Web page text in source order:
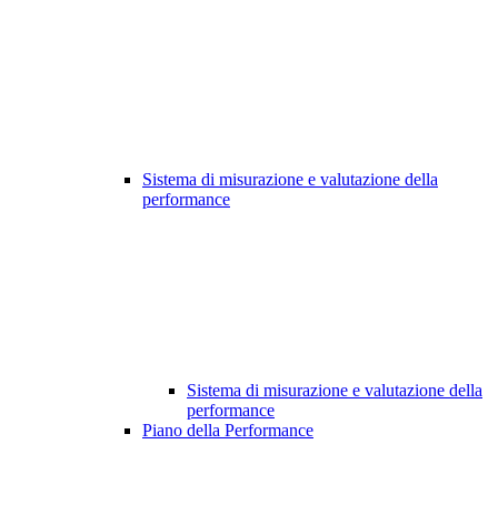
Sistema di misurazione e valutazione della
performance
Sistema di misurazione e valutazione della
performance
Piano della Performance